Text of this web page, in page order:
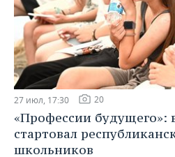
27 июл, 17:30 20
«Профессии будущего»:
стартовал
школьников